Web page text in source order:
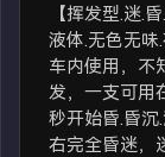
【挥发型.迷.
液体.无色无
车内使用，不
发，一支可
秒开始昏.昏
右完全昏迷，